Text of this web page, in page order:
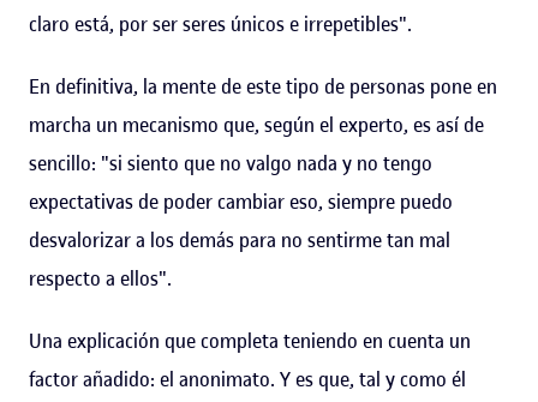
claro está, por ser seres únicos e irrepetibles".
En definitiva, la mente de este tipo de personas pone en
marcha un mecanismo que, según el experto, es así de
sencillo: "si siento que no valgo nada y no tengo
expectativas de poder cambiar eso, siempre puedo
desvalorizar a los demás para no sentirme tan mal
respecto a ellos".
Una explicación que completa teniendo en cuenta un
factor añadido: el anonimato. Y es que, tal y como él